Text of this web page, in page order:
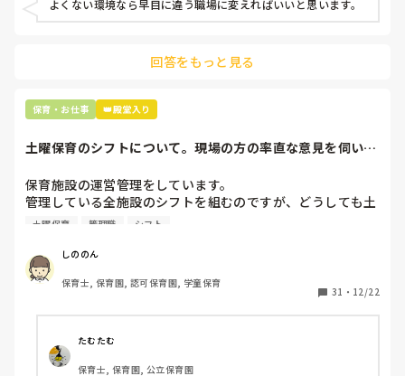
上の先生に相談することは難しそうです。
最後の職場にしようと思っていましたが
辞めることは逃げ、と、過去辞めた人も何年も言われ続けて
います
よくない環境なら早目に違う職場に変えればいいと思います。
回答をもっと見る
保育・お仕事 👑殿堂入り
土曜保育のシフトについて。現場の方の率直な意見を伺いた
保育施設の運営管理をしています。
管理している全施設のシフトを組むのですが、どうしても土
曜保育だけは入れる方が少なく、いつも苦労しています。
て入職しているはずですが、いざ勤務が始まると一日も土曜
出勤が出来ない方ばかりです。
①土曜日の希望休は2日まで、と制限をかける
②毎月、必ず土曜保育に入ることのできる日を1日だけピッ
クアップしてもらう
土曜保育 管理職 シフト
しののん
保育士, 保育園, 認可保育園, 学童保育
31 ・ 12/22
たむたむ
保育士, 保育園, 公立保育園